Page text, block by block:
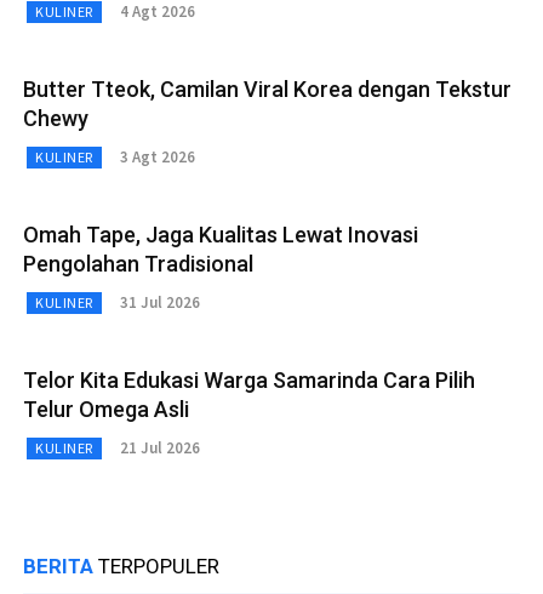
KULINER 4 Agt 2026
Butter Tteok, Camilan Viral Korea dengan Tekstur
Chewy
KULINER 3 Agt 2026
Omah Tape, Jaga Kualitas Lewat Inovasi
Pengolahan Tradisional
KULINER 31 Jul 2026
Telor Kita Edukasi Warga Samarinda Cara Pilih
Telur Omega Asli
KULINER 21 Jul 2026
BERITA TERPOPULER